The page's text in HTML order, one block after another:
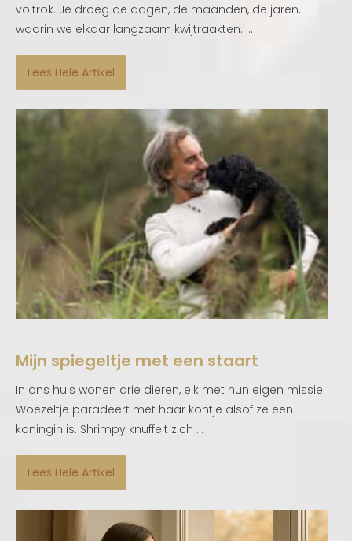
voltrok. Je droeg de dagen, de maanden, de jaren,
waarin we elkaar langzaam kwijtraakten. ...
Lees Hele Artikel
Mijn spiegeltje met een staart
In ons huis wonen drie dieren, elk met hun eigen missie.
Woezeltje paradeert met haar kontje alsof ze een
koningin is. Shrimpy knuffelt zich ...
Lees Hele Artikel